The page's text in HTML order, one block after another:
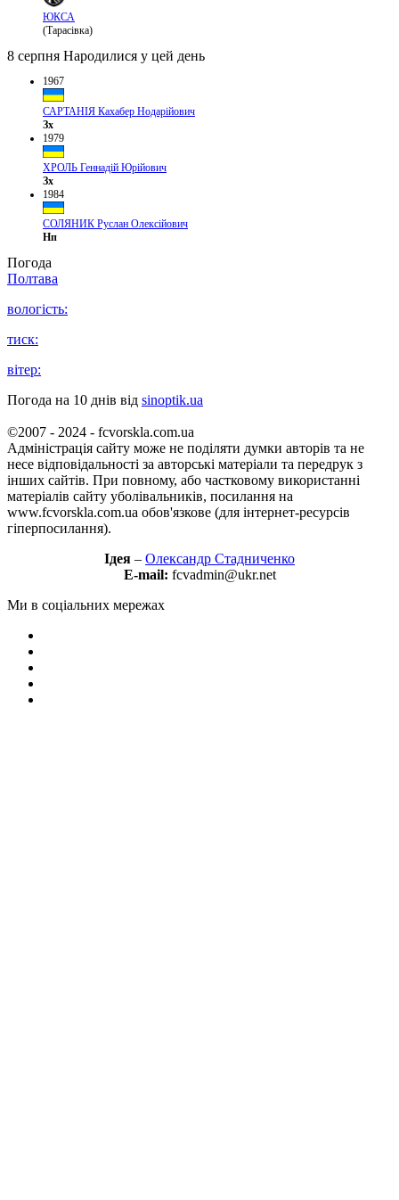
ЮКСА
(Тарасівка)
8 серпня Народилися у цей день
1967
САРТАНІЯ Кахабер Нодарійович
Зх
1979
ХРОЛЬ Геннадій Юрійович
Зх
1984
СОЛЯНИК Руслан Олексійович
Нп
Погода
Полтава
вологість:
тиск:
вітер:
Погода на 10 днів від sinoptik.ua
©2007 - 2024 - fcvorskla.com.ua
Адміністрація сайту може не поділяти думки авторів та не
несе відповідальності за авторські матеріали та передрук з
інших сайтів. При повному, або частковому використанні
матеріалів сайту уболівальників, посилання на
www.fcvorskla.com.ua обов'язкове (для інтернет-ресурсів
гіперпосилання).
Ідея – Олександр Стадниченко
E-mail: fcvadmin@ukr.net
Ми в соціальних мережах